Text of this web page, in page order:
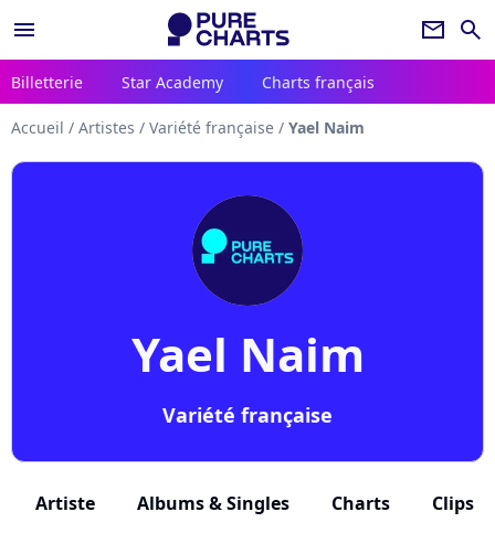
menu newsletter search
Billetterie Star Academy Charts français
Accueil / Artistes / Variété française / Yael Naim
Yael Naim
Variété française
Artiste Albums & Singles Charts Clips